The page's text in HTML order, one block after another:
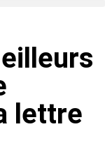
lettre